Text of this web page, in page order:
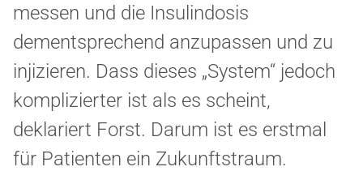
messen und die Insulindosis
dementsprechend anzupassen und zu
injizieren. Dass dieses „System“ jedoch
komplizierter ist als es scheint,
deklariert Forst. Darum ist es erstmal
für Patienten ein Zukunftstraum.